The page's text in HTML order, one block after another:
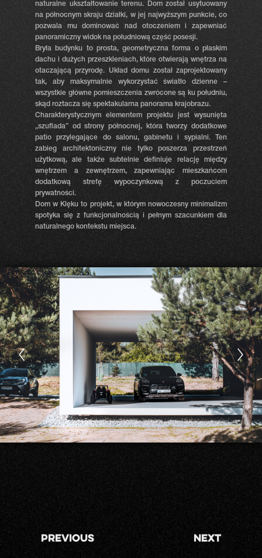
naturalne ukształtowanie terenu. Dom został usytuowany
na północnym skraju działki, w jej najwyższym punkcie, co
pozwala mu dominować nad otoczeniem i zapewniać
panoramiczny widok na południową część posesji.
Bryła budynku to prosta, geometryczna forma o płaskim
dachu i dużych przeszkleniach, które otwierają wnętrza na
otaczającą przyrodę. Układ domu został zaprojektowany
tak, aby maksymalnie wykorzystać światło dzienne –
wszystkie główne pomieszczenia zwrócone są ku południu,
skąd roztacza się spektakularna panorama krajobrazu.
Charakterystycznym elementem projektu jest wysunięta
„szuflada” od strony północnej, która tworzy dodatkowe
patio przylegające do salonu, gabinetu i sypialni. Ten
zabieg architektoniczny nie tylko poszerza przestrzeń
użytkową, ale także subtelnie definiuje relację między
wnętrzem a zewnętrzem, zapewniając mieszkańcom
dodatkową strefę wypoczynkową z poczuciem
prywatności.
Dom w Klęku to projekt, w którym nowoczesny minimalizm
spotyka się z funkcjonalnością i pełnym szacunkiem dla
naturalnego kontekstu miejsca.
Previous Next